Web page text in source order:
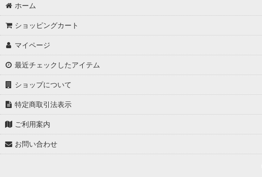
ホーム
ショッピングカート
マイページ
最近チェックしたアイテム
ショップについて
特定商取引法表示
ご利用案内
お問い合わせ